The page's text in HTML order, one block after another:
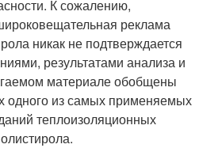
К сожалению,
реклама
никак не подтверждается
результатами анализа и
материале обобщены
одного из самых применяемых
теплоизоляционных